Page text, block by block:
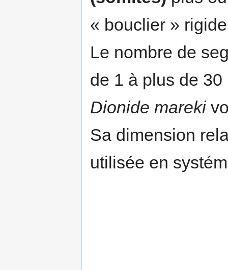
« bouclier »
Le nombre de
de 1 à plus de
Dionide mareki
Sa dimension
utilisée en